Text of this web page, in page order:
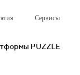
Сервисы
PUZZLE